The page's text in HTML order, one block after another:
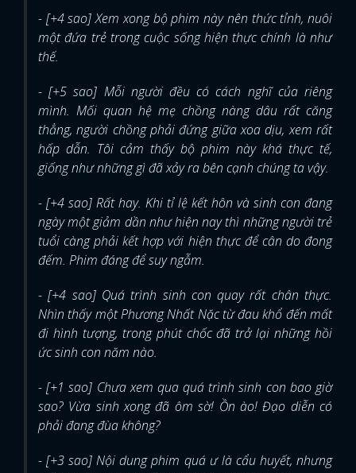
- [+4 sao] Xem xong bộ phim này nên thức tỉnh, nuôi
một đứa trẻ trong cuộc sống hiện thực chính là như
thế.
- [+5 sao] Mỗi người đều có cách nghĩ của riêng
mình. Mối quan hệ mẹ chồng nàng dâu rất căng
thẳng, người chồng phải đứng giữa xoa dịu, xem rất
hấp dẫn. Tôi cảm thấy bộ phim này khá thực tế,
giống như những gì đã xảy ra bên cạnh chúng ta vậy.
- [+4 sao] Rất hay. Khi tỉ lệ kết hôn và sinh con đang
ngày một giảm dần như hiện nay thì những người trẻ
tuổi càng phải kết hợp với hiện thực để cân do đong
đếm. Phim đáng để suy ngẫm.
- [+4 sao] Quá trình sinh con quay rất chân thực.
Nhìn thấy một Phương Nhất Nặc từ đau khổ đến mất
đi hình tượng, trong phút chốc đã trở lại những hồi
ức sinh con năm nào.
- [+1 sao] Chưa xem qua quá trình sinh con bao giờ
sao? Vừa sinh xong đã ôm sờ! Ồn ào! Đạo diễn có
phải đang đùa không?
- [+3 sao] Nội dung phim quá ư là cẩu huyết, nhưng